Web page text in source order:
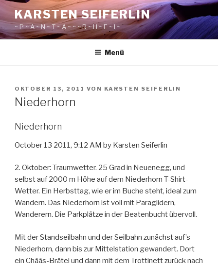
Zum
Inhalt
springen
KARSTEN SEIFERLIN
~ P ~ A ~ N ~ T ~ A ~ ~ ~ R ~ H ~ E ~ I ~
Menü
VERÖFFENTLICHT
AM
OKTOBER 13, 2011 VON KARSTEN SEIFERLIN
Niederhorn
Niederhorn
October 13 2011, 9:12 AM by Karsten Seiferlin
2. Oktober: Traumwetter. 25 Grad in Neuenegg, und
selbst auf 2000 m Höhe auf dem Niederhorn T-Shirt-
Wetter. Ein Herbsttag, wie er im Buche steht, ideal zum
Wandern. Das Niederhorn ist voll mit Paraglidern,
Wanderern. Die Parkplätze in der Beatenbucht übervoll.
Mit der Standseilbahn und der Seilbahn zunächst auf’s
Niederhorn, dann bis zur Mittelstation gewandert. Dort
ein Chääs-Brätel und dann mit dem Trottinett zurück nach